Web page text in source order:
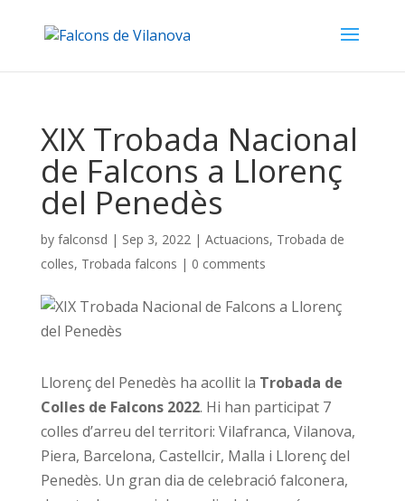
XIX Trobada Nacional
de Falcons a Llorenç
del Penedès
by falconsd | Sep 3, 2022| Actuacions, Trobada de
colles, Trobada falcons | 0 comments
Llorenç del Penedès ha acollit la Trobada de
Colles de Falcons 2022. Hi han participat 7
colles d’arreu del territori: Vilafranca, Vilanova,
Piera, Barcelona, Castellcir, Malla i Llorenç del
Penedès. Un gran dia de celebració falconera,